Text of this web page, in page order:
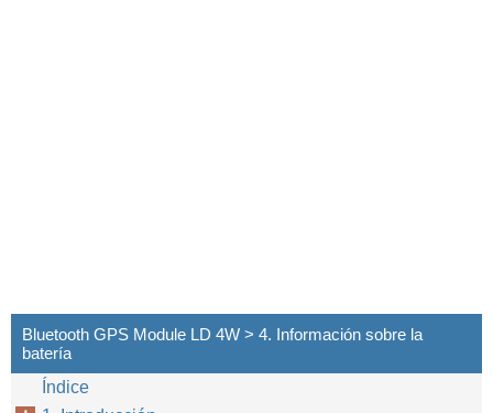
Bluetooth GPS Module LD 4W > 4. Información sobre la
batería
Índice